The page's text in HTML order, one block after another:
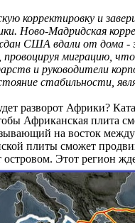
корректировку и
Ново-Мадридская
США вдали от дома -
миграцию,
и руководители
стабильности,
разворот Африки?
Африканская плита
на восток
плиты сможет
Этот регион